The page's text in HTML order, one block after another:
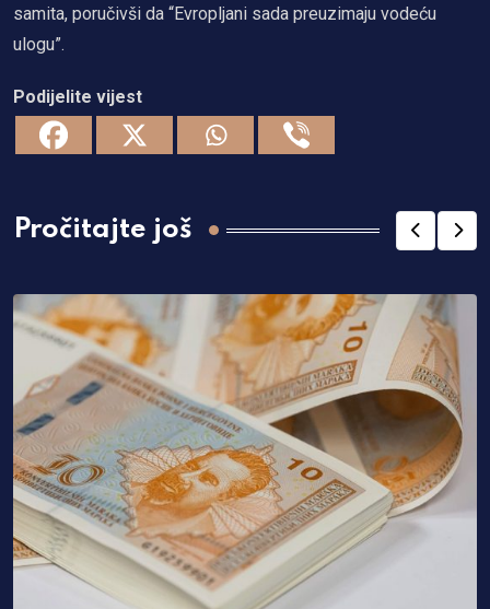
samita, poručivši da “Evropljani sada preuzimaju vodeću
ulogu”.
Podijelite vijest
Pročitajte još